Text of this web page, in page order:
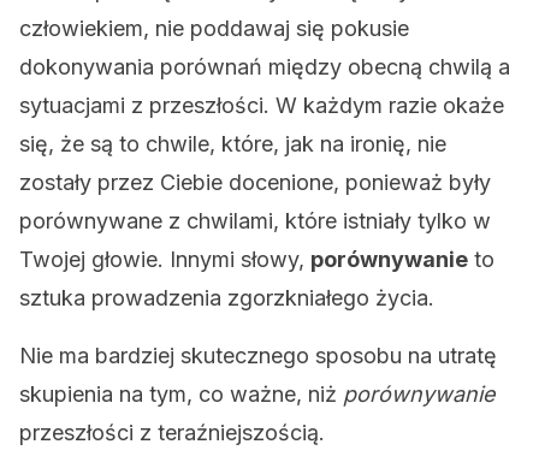
człowiekiem, nie poddawaj się pokusie
dokonywania porównań między obecną chwilą a
sytuacjami z przeszłości. W każdym razie okaże
się, że są to chwile, które, jak na ironię, nie
zostały przez Ciebie docenione, ponieważ były
porównywane z chwilami, które istniały tylko w
Twojej głowie. Innymi słowy, porównywanie to
sztuka prowadzenia zgorzkniałego życia.
Nie ma bardziej skutecznego sposobu na utratę
skupienia na tym, co ważne, niż porównywanie
przeszłości z teraźniejszością.